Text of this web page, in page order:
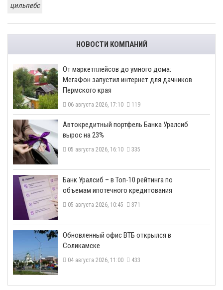
цильпебс
НОВОСТИ КОМПАНИЙ
От маркетплейсов до умного дома:
МегаФон запустил интернет для дачников
Пермского края
06 августа 2026, 17:10 119
​Автокредитный портфель Банка Уралсиб
вырос на 23%
05 августа 2026, 16:10 335
​Банк Уралсиб – в Топ-10 рейтинга по
объемам ипотечного кредитования
05 августа 2026, 10:45 371
​Обновленный офис ВТБ открылся в
Соликамске
04 августа 2026, 11:00 433